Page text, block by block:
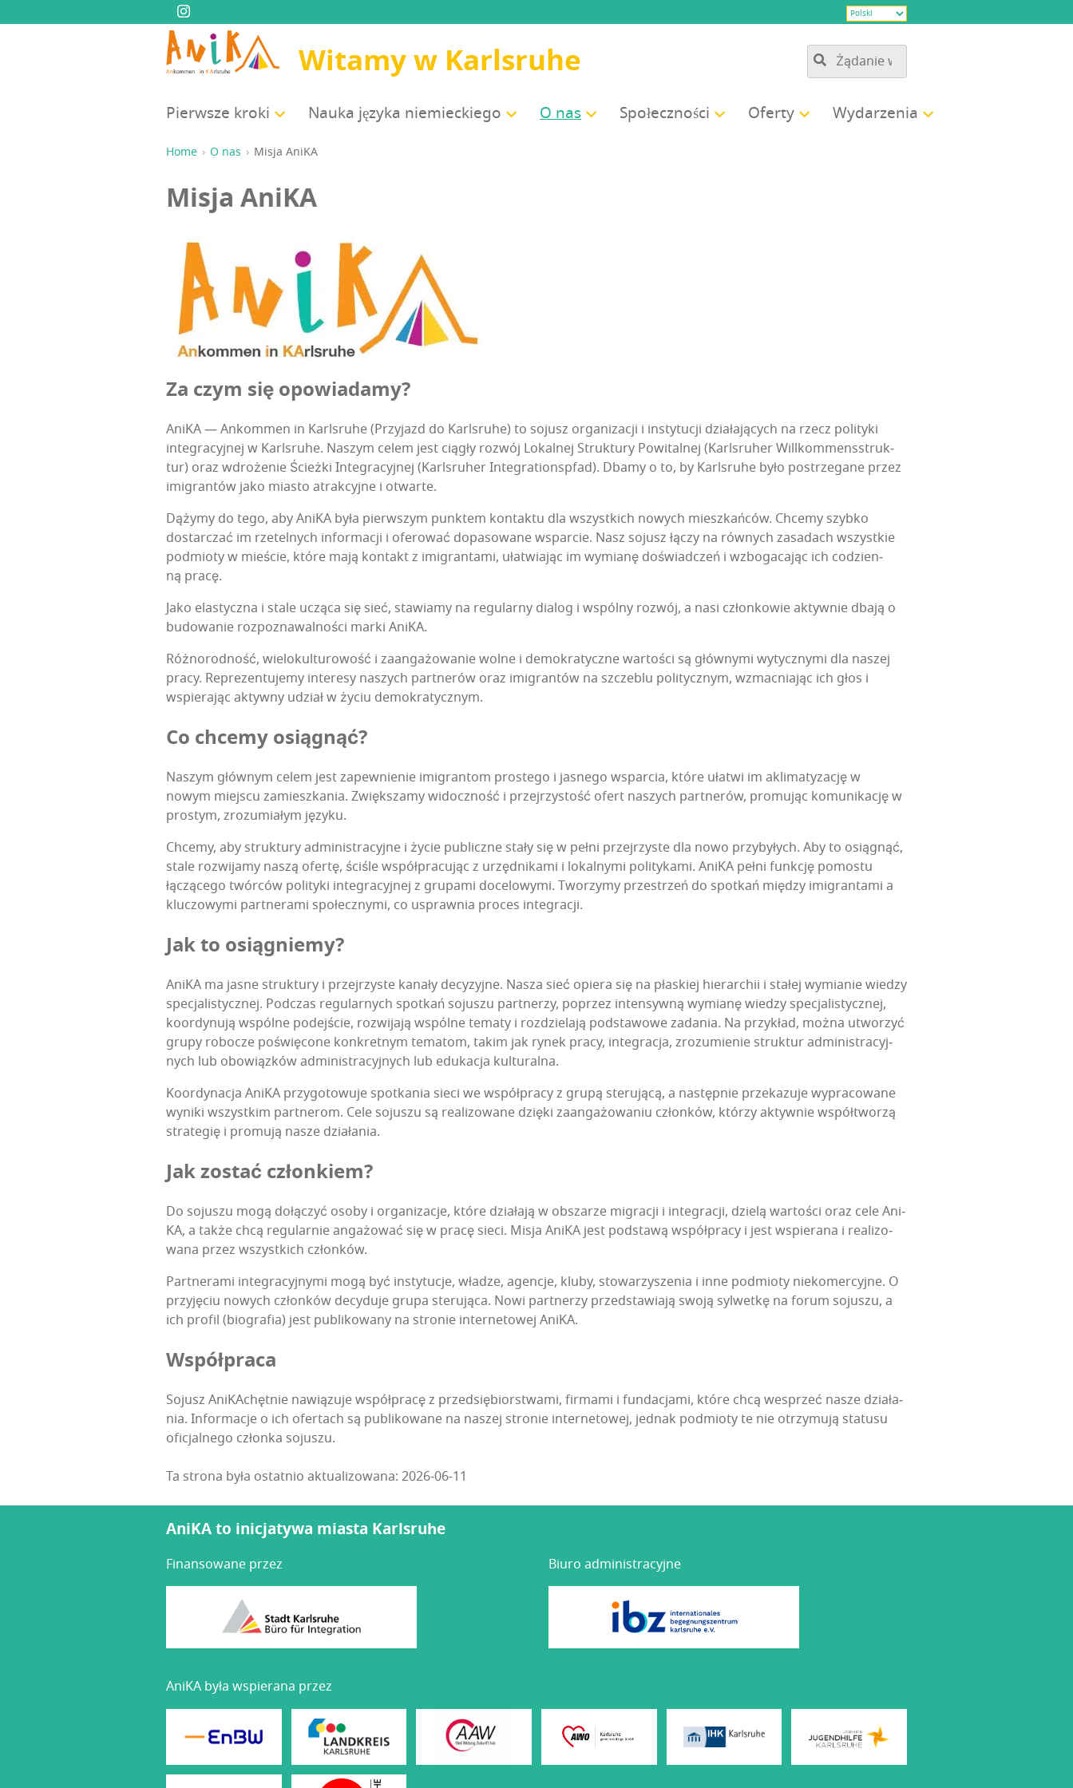
Witamy w Karlsruhe
Pierw­sze kroki Nauka języ­ka niemieckiego O nas Spo­łecz­no­ści Ofer­ty Wyda­rze­nia
Home O nas Misja Ani­KA
Misja Ani­KA
Za czym się opowiadamy?
Ani­KA — Ankom­men in Karls­ru­he (Przy­jazd do Karls­ru­he) to sojusz orga­ni­za­cji i insty­tu­cji dzia­ła­ją­cych na rzecz poli­ty­ki
inte­gra­cyj­nej w Karls­ru­he. Naszym celem jest cią­gły roz­wój Lokal­nej Struk­tu­ry Powi­tal­nej (Karls­ru­her Wil­l­kom­mens­struk­
tur) oraz wdro­że­nie Ścież­ki Inte­gra­cyj­nej (Karls­ru­her Inte­gra­tion­sp­fad). Dba­my o to, by Karls­ru­he było postrze­ga­ne przez
imi­gran­tów jako mia­sto atrak­cyj­ne i otwarte.
Dąży­my do tego, aby Ani­KA była pierw­szym punk­tem kon­tak­tu dla wszyst­kich nowych miesz­kań­ców. Chce­my szyb­ko
dostar­czać im rze­tel­nych infor­ma­cji i ofe­ro­wać dopa­so­wa­ne wspar­cie. Nasz sojusz łączy na rów­nych zasa­dach wszyst­kie
pod­mio­ty w mie­ście, któ­re mają kon­takt z imi­gran­ta­mi, uła­twia­jąc im wymia­nę doświad­czeń i wzbo­ga­ca­jąc ich codzien­
ną pracę.
Jako ela­stycz­na i sta­le uczą­ca się sieć, sta­wia­my na regu­lar­ny dia­log i wspól­ny roz­wój, a nasi człon­ko­wie aktyw­nie dba­ją o
budo­wa­nie roz­po­zna­wal­no­ści mar­ki AniKA.
Róż­no­rod­ność, wie­lo­kul­tu­ro­wość i zaan­ga­żo­wa­nie wol­ne i demo­kra­tycz­ne war­to­ści są głów­ny­mi wytycz­ny­mi dla naszej
pra­cy. Repre­zen­tu­je­my inte­re­sy naszych part­ne­rów oraz imi­gran­tów na szcze­blu poli­tycz­nym, wzmac­nia­jąc ich głos i
wspie­ra­jąc aktyw­ny udział w życiu demokratycznym.
Co chce­my osiągnąć?
Naszym głów­nym celem jest zapew­nie­nie imi­gran­tom pro­ste­go i jasne­go wspar­cia, któ­re uła­twi im akli­ma­ty­za­cję w
nowym miej­scu zamiesz­ka­nia. Zwięk­sza­my widocz­ność i przej­rzy­stość ofert naszych part­ne­rów, pro­mu­jąc komu­ni­ka­cję w
pro­stym, zro­zu­mia­łym języku.
Chce­my, aby struk­tu­ry admi­ni­stra­cyj­ne i życie publicz­ne sta­ły się w peł­ni przej­rzy­ste dla nowo przy­by­łych. Aby to osią­gnąć,
sta­le roz­wi­ja­my naszą ofer­tę, ści­śle współ­pra­cu­jąc z urzęd­ni­ka­mi i lokal­ny­mi poli­ty­ka­mi. Ani­KA peł­ni funk­cję pomo­stu
łączą­ce­go twór­ców poli­ty­ki inte­gra­cyj­nej z gru­pa­mi doce­lo­wy­mi. Two­rzy­my prze­strzeń do spo­tkań mię­dzy imi­gran­ta­mi a
klu­czo­wy­mi part­ne­ra­mi spo­łecz­ny­mi, co uspraw­nia pro­ces integracji.
Jak to osiągniemy?
Ani­KA ma jasne struk­tu­ry i przej­rzy­ste kana­ły decy­zyj­ne. Nasza sieć opie­ra się na pła­skiej hie­rar­chii i sta­łej wymia­nie wie­dzy
spe­cja­li­stycz­nej. Pod­czas regu­lar­nych spo­tkań soju­szu part­ne­rzy, poprzez inten­syw­ną wymia­nę wie­dzy spe­cja­li­stycz­nej,
koor­dy­nu­ją wspól­ne podej­ście, roz­wi­ja­ją wspól­ne tema­ty i roz­dzie­la­ją pod­sta­wo­we zada­nia. Na przy­kład, moż­na utwo­rzyć
gru­py robo­cze poświę­co­ne kon­kret­nym tema­tom, takim jak rynek pra­cy, inte­gra­cja, zro­zu­mie­nie struk­tur admi­ni­stra­cyj­
nych lub obo­wiąz­ków admi­ni­stra­cyj­nych lub edu­ka­cja kulturalna.
Koor­dy­na­cja Ani­KA przy­go­to­wu­je spo­tka­nia sie­ci we współ­pra­cy z gru­pą ste­ru­ją­cą, a następ­nie prze­ka­zu­je wypra­co­wa­ne
wyni­ki wszyst­kim part­ne­rom. Cele soju­szu są reali­zo­wa­ne dzię­ki zaan­ga­żo­wa­niu człon­ków, któ­rzy aktyw­nie współ­two­rzą
stra­te­gię i pro­mu­ją nasze działania.
Jak zostać członkiem?
Do soju­szu mogą dołą­czyć oso­by i orga­ni­za­cje, któ­re dzia­ła­ją w obsza­rze migra­cji i inte­gra­cji, dzie­lą war­to­ści oraz cele Ani­
KA, a tak­że chcą regu­lar­nie anga­żo­wać się w pra­cę sie­ci. Misja Ani­KA jest pod­sta­wą współ­pra­cy i jest wspie­ra­na i reali­zo­
wa­na przez wszyst­kich członków.
Part­ne­ra­mi inte­gra­cyj­ny­mi mogą być insty­tu­cje, wła­dze, agen­cje, klu­by, sto­wa­rzy­sze­nia i inne pod­mio­ty nie­ko­mer­cyj­ne. O
przy­ję­ciu nowych człon­ków decy­du­je gru­pa ste­ru­ją­ca. Nowi part­ne­rzy przed­sta­wia­ją swo­ją syl­wet­kę na forum soju­szu, a
ich pro­fil (bio­gra­fia) jest publi­ko­wa­ny na stro­nie inter­ne­to­wej AniKA.
Współ­pra­ca
Sojusz Ani­KA­chęt­nie nawią­zu­je współ­pra­cę z przed­się­bior­stwa­mi, fir­ma­mi i fun­da­cja­mi, któ­re chcą wes­przeć nasze dzia­ła­
nia. Infor­ma­cje o ich ofer­tach są publi­ko­wa­ne na naszej stro­nie inter­ne­to­wej, jed­nak pod­mio­ty te nie otrzy­mu­ją sta­tu­su
ofi­cjal­ne­go człon­ka sojuszu.
Ta strona była ostatnio aktualizowana: 2026-06-11
AniKA to inicjatywa miasta Karlsruhe
Finansowane przez Biuro administracyjne
AniKA była wspierana przez